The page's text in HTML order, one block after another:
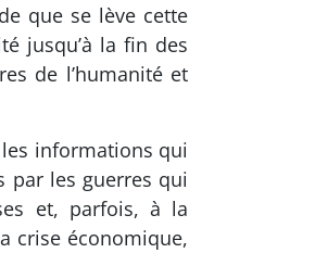
que se lève cette
jusqu’à la fin des
de l’humanité et
informations qui
par les guerres qui
et, parfois, à la
crise économique,